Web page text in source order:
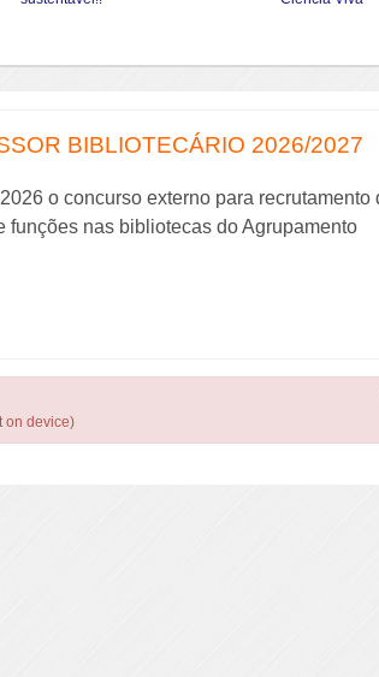
BIBLIOTECÁRIO 2026/2027
o concurso externo para recrutamento
funções nas bibliotecas do Agrupamento
on device)